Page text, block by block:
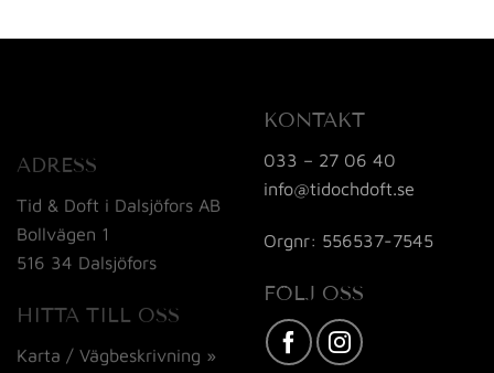
ADRESS
Tid & Doft i Dalsjöfors AB
Bollvägen 1
516 34 Dalsjöfors
HITTA TILL OSS
Karta / Vägbeskrivning »
KONTAKT
033 – 27 06 40
info@tidochdoft.se
Orgnr: 556537-7545
FÖLJ OSS